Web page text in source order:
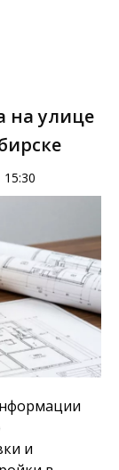
на улице
15:30
и